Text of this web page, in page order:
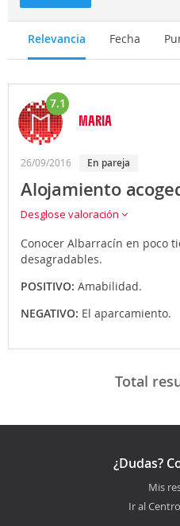
Relevancia Fecha
7.1
MARIA
26/09/2016 en pareja
Alojamiento
Desglose valoración
Conocer Albarracín en poco
desagradables.
POSITIVO: Amabilidad.
NEGATIVO: El aparcamiento.
Total
¿Dudas?
Mis
Ir al